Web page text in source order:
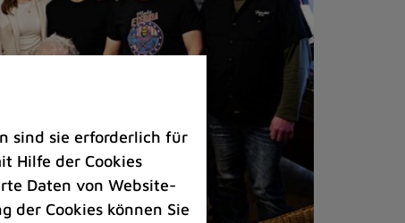
sind sie erforderlich für
Hilfe der Cookies
Daten von Website-
der Cookies können Sie